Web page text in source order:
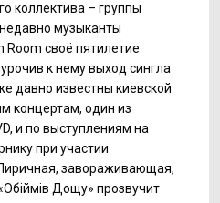
коллектива – группы
музыканты
Room своё пятилетие
к нему выход сингла
давно известны киевской
концертам, один из
и по выступлениям на
при участии
завораживающая,
Дощу» прозвучит